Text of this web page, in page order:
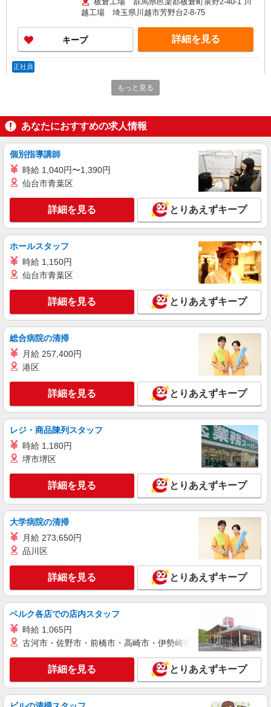
越工場 埼玉県川越市芳野台2-8-75
キープ 詳細を見る
正社員
LPガスのルート配送及び関連業務
よる 月収例① 30歳の場合 300,000円 基本給
250,000円＋残業手当50,000円（残業20時間） ※
宿直、残業代、交通費含む 月収例② 42歳の場合
350,000円 基本給300,000円＋残業手当50,000円
（残業20時間） ※宿直、残業代、交通費含む
埼玉県川越市山田958
詳細を見る
正社員
オリオン科学株式会社
プリント基板の製造スタッフ
月給188,000円〜230,000円＋皆勤手当15,000
円 ★給与幅は経験・能力による ★残業手当別途支
給 ★試用期間3ヶ月有（同条件） 月収例：月給
240,000円／29歳・入社5年目 賞与年2回
埼玉県川越市芳野台1-103-16 ★転勤はありま
せん。地域に根差して働ける環境です。
詳細を見る
パート
有限会社田島工業
[1]小物部品の組立スタッフ [2]小物部品の組立
及び納品スタッフ
[1]時給1,148円以上 [2]時給1,300円以上
埼玉県川越市野田町1-11-20
詳細を見る
アルバイト パート
株式会社アルター 丸広川越店加工室
加工室での洋服のお直し・縫製スタッフ
時給1,150円（経験・能力による） ※試用期間
埼玉県川越市新富町2丁目6-1（丸広川越店
詳細を見る
パート
アセットインベントリー株式会社 川越営業所
棚卸しスタッフ（短期の夜間商品カウント）
時給1,200円（22時以降は時給1,500円） ※7〜
出勤インセンティブあり！ 初日出勤日と出勤5日
目に各5,000円支給♪（規定有） ＼日払いOK／ 急
な出費の時も安心♪ 働いた分を給料日前に受け取
れます！
埼玉県川越市、所沢市、狭山市、坂戸市、及び
ります。 ※場所により社用車送迎あり
キープ 詳細を見る
もっと見る
あなたにおすすめの求人情報
個別指導講師
時給 1,040円〜1,390円
仙台市青葉区
詳細を見る とりあえずキープ
ホールスタッフ
時給 1,150円
仙台市青葉区
詳細を見る とりあえずキープ
総合病院の清掃
月給 257,400円
港区
詳細を見る とりあえずキープ
レジ・商品陳列スタッフ
時給 1,180円
堺市堺区
詳細を見る とりあえずキープ
大学病院の清掃
月給 273,650円
品川区
詳細を見る とりあえずキープ
ベルク各店での店内スタッフ
時給 1,065円
古河市・佐野市・前橋市・高崎市・伊勢崎市・太田市・館林市
詳細を見る とりあえずキープ